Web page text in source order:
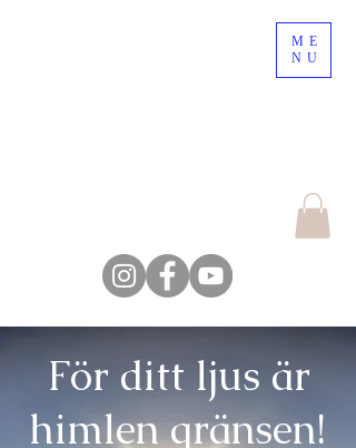
ME
NU
För ditt ljus är
himlen gränsen!